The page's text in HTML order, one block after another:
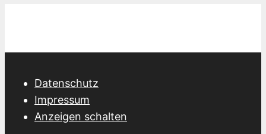
Datenschutz
Impressum
Anzeigen schalten